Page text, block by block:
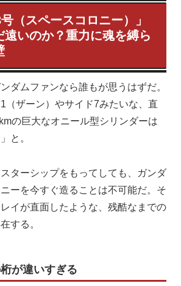
（スペースコロニー）」
遠いのか？重力に魂を縛ら
ダムファンなら誰もが思うはずだ。
1（ザーン）やサイド7みたいな、直
の巨大なオニール型シリンダーは
と。
ターシップをもってしても、ガンダ
ーを今すぐ造ることは不可能だ。そ
イが直面したような、残酷なまでの
する。
が違いすぎる